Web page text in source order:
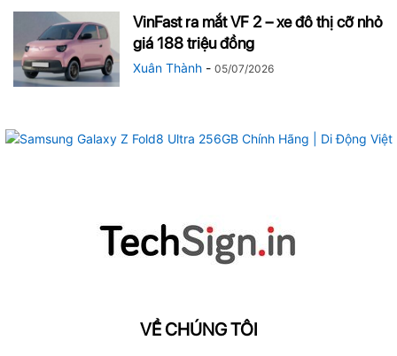
VinFast ra mắt VF 2 – xe đô thị cỡ nhỏ
giá 188 triệu đồng
Xuân Thành - 05/07/2026
VỀ CHÚNG TÔI